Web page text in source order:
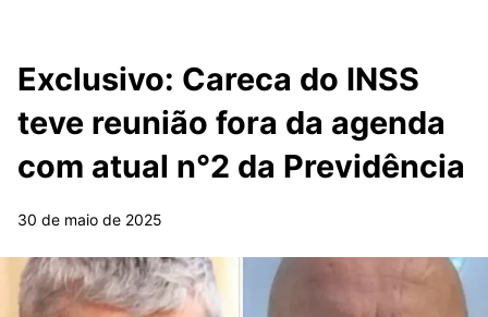
Exclusivo: Careca do INSS
teve reunião fora da agenda
com atual n°2 da Previdência
30 de maio de 2025